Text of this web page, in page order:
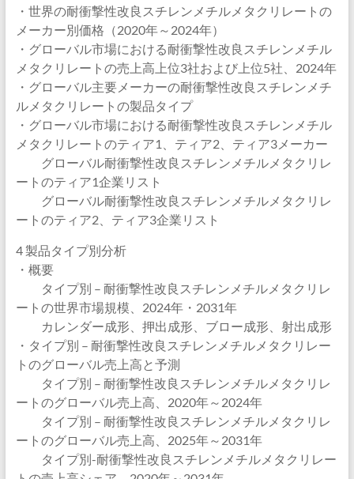
・世界の耐衝撃性改良スチレンメチルメタクリレートの
メーカー別価格（2020年～2024年）
・グローバル市場における耐衝撃性改良スチレンメチル
メタクリレートの売上高上位3社および上位5社、2024年
・グローバル主要メーカーの耐衝撃性改良スチレンメチ
ルメタクリレートの製品タイプ
・グローバル市場における耐衝撃性改良スチレンメチル
メタクリレートのティア1、ティア2、ティア3メーカー
グローバル耐衝撃性改良スチレンメチルメタクリレ
ートのティア1企業リスト
グローバル耐衝撃性改良スチレンメチルメタクリレ
ートのティア2、ティア3企業リスト
4 製品タイプ別分析
・概要
タイプ別 – 耐衝撃性改良スチレンメチルメタクリレ
ートの世界市場規模、2024年・2031年
カレンダー成形、押出成形、ブロー成形、射出成形
・タイプ別 – 耐衝撃性改良スチレンメチルメタクリレー
トのグローバル売上高と予測
タイプ別 – 耐衝撃性改良スチレンメチルメタクリレ
ートのグローバル売上高、2020年～2024年
タイプ別 – 耐衝撃性改良スチレンメチルメタクリレ
ートのグローバル売上高、2025年～2031年
タイプ別-耐衝撃性改良スチレンメチルメタクリレー